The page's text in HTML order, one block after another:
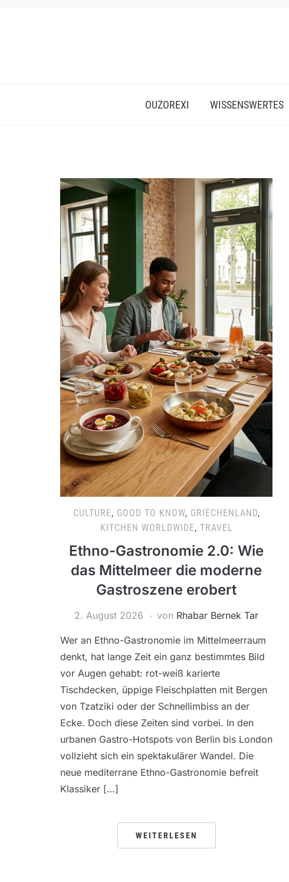
OUZOREXI WISSENSWERTES
CULTURE, GOOD TO KNOW, GRIECHENLAND,
KITCHEN WORLDWIDE, TRAVEL
Ethno-Gastronomie 2.0: Wie
das Mittelmeer die moderne
Gastroszene erobert
2. August 2026 von Rhabar Bernek Tar
Wer an Ethno-Gastronomie im Mittelmeerraum
denkt, hat lange Zeit ein ganz bestimmtes Bild
vor Augen gehabt: rot-weiß karierte
Tischdecken, üppige Fleischplatten mit Bergen
von Tzatziki oder der Schnellimbiss an der
Ecke. Doch diese Zeiten sind vorbei. In den
urbanen Gastro-Hotspots von Berlin bis London
vollzieht sich ein spektakulärer Wandel. Die
neue mediterrane Ethno-Gastronomie befreit
Klassiker […]
WEITERLESEN